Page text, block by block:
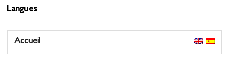
Langues
Accueil